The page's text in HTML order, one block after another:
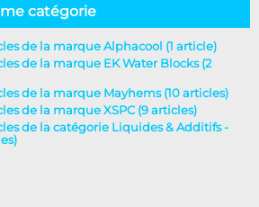
catégorie
de la marque Alphacool (1 article)
de la marque EK Water Blocks (2
de la marque Mayhems (10 articles)
de la marque XSPC (9 articles)
de la catégorie Liquides & Additifs -